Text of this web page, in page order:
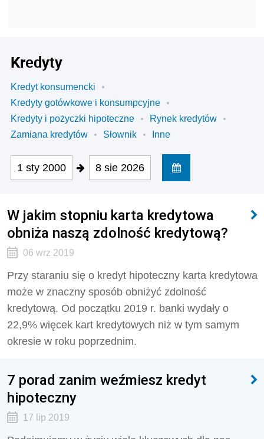
Kredyty
Kredyt konsumencki
Kredyty gotówkowe i konsumpcyjne
Kredyty i pożyczki hipoteczne
Rynek kredytów
Zamiana kredytów
Słownik Inne
1 sty 2000 8 sie 2026
W jakim stopniu karta kredytowa
obniża naszą zdolność kredytową?
06 wrz 2019
Przy staraniu się o kredyt hipoteczny karta kredytowa
może w znaczny sposób obniżyć zdolność
kredytową. Od początku 2019 r. banki wydały o
22,9% więcek kart kredytowych niż w tym samym
okresie w roku poprzednim.
7 porad zanim weźmiesz kredyt
hipoteczny
17 lip 2019